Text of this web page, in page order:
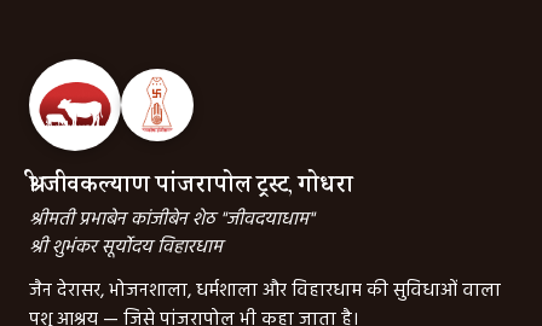
श्री जीवकल्याण पांजरापोल ट्रस्ट, गोधरा
श्रीमती प्रभाबेन कांजीबेन शेठ "जीवदयाधाम"
श्री शुभंकर सूर्योदय विहारधाम
जैन देरासर, भोजनशाला, धर्मशाला और विहारधाम की सुविधाओं वाला
पशु आश्रय — जिसे पांजरापोल भी कहा जाता है।